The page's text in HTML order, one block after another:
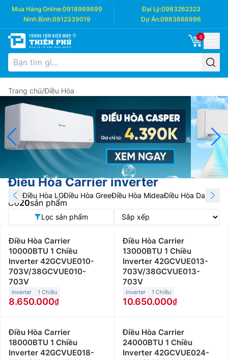
Mua Hàng Online:0918969699 Đại Lý:0983262323
Ninh Bình:0912339019 Dự Án:0983666996
0
Trang chủ/Điều Hòa
Điều Hòa Carrier inverter
Điều Hòa LGĐiều Hòa GreeĐiều Hòa MideaĐiều Hòa Daikin
Có20sản phẩm
Lọc sản phẩm
Điều Hòa Carrier
10000BTU 1 Chiều
Inverter 42GCVUE010-
703V/38GCVUE010-
703V
Inverter 1 Chiều
8.650.000
Điều Hòa Carrier
13000BTU 1 Chiều
Inverter 42GCVUE013-
703V/38GCVUE013-
703V
Inverter 1 Chiều
10.650.000
Điều Hòa Carrier
18000BTU 1 Chiều
Inverter 42GCVUE018-
Điều Hòa Carrier
24000BTU 1 Chiều
Inverter 42GCVUE024-